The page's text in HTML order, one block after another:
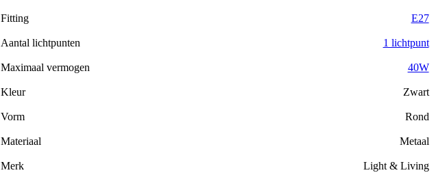
Fitting E27
Aantal lichtpunten 1 lichtpunt
Maximaal vermogen 40W
Kleur Zwart
Vorm Rond
Materiaal Metaal
Merk Light & Living